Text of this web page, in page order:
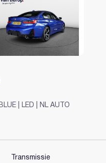
| LED | NL AUTO
Transmissie